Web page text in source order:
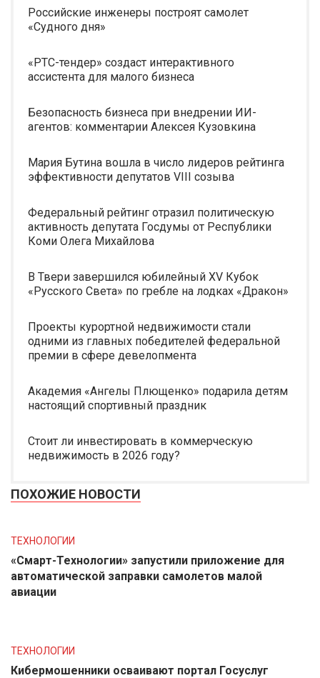
Российские инженеры построят самолет
«Судного дня»
«РТС-тендер» создаст интерактивного
ассистента для малого бизнеса
Безопасность бизнеса при внедрении ИИ-
агентов: комментарии Алексея Кузовкина
Мария Бутина вошла в число лидеров рейтинга
эффективности депутатов VIII созыва
Федеральный рейтинг отразил политическую
активность депутата Госдумы от Республики
Коми Олега Михайлова
В Твери завершился юбилейный XV Кубок
«Русского Света» по гребле на лодках «Дракон»
Проекты курортной недвижимости стали
одними из главных победителей федеральной
премии в сфере девелопмента
Академия «Ангелы Плющенко» подарила детям
настоящий спортивный праздник
Стоит ли инвестировать в коммерческую
недвижимость в 2026 году?
ПОХОЖИЕ НОВОСТИ
ТЕХНОЛОГИИ
«Смарт-Технологии» запустили приложение для
автоматической заправки самолетов малой
авиации
ТЕХНОЛОГИИ
Кибермошенники осваивают портал Госуслуг